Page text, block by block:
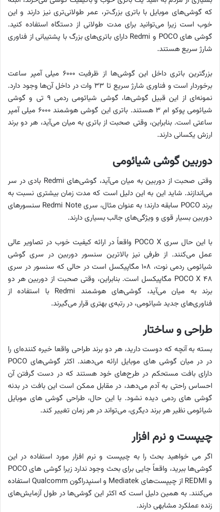
که گوشی‌های موبایل با باتری بزرگ‌تر، عمر طولانی‌تری نیز دارند و این
خوب است زیرا می‌توانید برای مدت طولانی از دستگاه استفاده کنید.
گوشی های POCO و Redmi دارای باتری‌های بزرگ با پشتیبانی از فناوری
شارژ سریع هستند.
بزرگترین باتری داخل این گوشی‌ها از ظرفیت ۶۰۰۰ میلی آمپر ساعت
برخوردار است و فناوری شارژ سریع تا ۳۳ وات در داخل آن‌ها وجود دارد.
نمونه‌ای از این قبیل گوشی‌ها، گوشی شیائومی ردمی ۹ تی و گوشی
شیائومی پوکو ام ۳ هستند. باتری این گوشی هوشمند ۶۰۰۰ میلی آمپر
ساعتی است. بنابراین، وقتی صحبت از باتری به میان می‌آید، هر دو برند
ارزش یکسانی دارند.
دوربین گوشی شیائومی
وقتی صحبت از دوربین به میان می‌آید، گوشی‌های Redmi بادی در سر
می‌اندازند. شاید این به این دلیل است که مدت زمان بیشتری نسبت به
برند POCO سابقه دارند؛ به عنوان مثال، سری Redmi Note سنسورهای
دوربین بسیار قوی و ویژگی‌های جالب بسیاری دارند.
با این حال سری POCO X واقعاً در ارائه کیفیت خوب در تصاویر عالی
عمل می‌کنند. از طرفی نیز بالاترین سنسور دوربین در سری گوشی
شیائومی ردمی نوت، ۱۰۸ مگاپیکسل است در حالی که سنسور در سری
۴۸ POCO X مگاپیکسل است. بنابراین، وقتی صحبت از دوربین هر دو
برند به میان می‌آید، گوشی‌های هوشمند Redmi با استفاده از
فناوری‌های جدید شیائومی، در رتبه‌ی بهتری قرار می‌گیرند.
طراحی و ساختار
بسته به آنچه که دوست دارید، هر دو برند طراحی واقعا خیره کننده‌ای را
در در میان گوشی های موبایل ارائه می‌دهند. اکثر گوشی‌های POCO
دارای بافت مستحکم در طرح‌های خود هستند که در دست گرفتن آن
احساس راحتی به آدم می‌دهد، در مقابل ممکن است این بافت در بدنه
گوشی های ردمی دیده نشود. با این حال، طراحی گوشی های موبایل
شیائومی نظیر هر برند دیگری، می‌تواند در هر زمان تغییر کند.
چیپست و نرم افزار
اگر می خواهید بحث را به چیپست و نرم افزار مورد استفاده در این
گوشی‌ها ببرید، واقعاً جایی برای بحث وجود ندارد زیرا گوشی های POCO
و REDMI از چیپست‌های Mediatek و اسنپدراگون Qualcomm استفاده
می‌کنند. به همین دلیل است که اکثر این گوشی‌ها در طول آزمایش‌های
زنده عملکرد مشابهی دارند.